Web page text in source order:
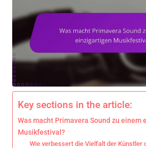
Key sections in the article:
Was macht Primavera Sound zu einem
Musikfestival?
Wie verbessert die Vielfalt der Künstler